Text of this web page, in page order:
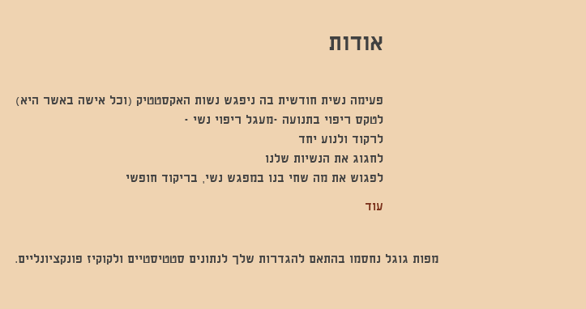
אודות
פעימה נשית חודשית בה ניפגש נשות האקסטטיק (וכל אישה באשר היא)
לטקס ריפוי בתנועה -מעגל ריפוי נשי -
לרקוד ולנוע יחד
לחגוג את הנשיות שלנו
לפגוש את מה שחי בנו במפגש נשי, בריקוד חופשי
עוד
מפות גוגל נחסמו בהתאם להגדרות שלך לנתונים סטטיסטיים ולקוקיז פונקציונליים.